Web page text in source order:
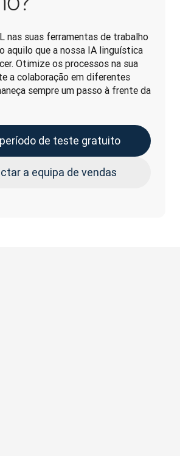
nas suas ferramentas de trabalho
aquilo que a nossa IA linguística
Otimize os processos na sua
a colaboração em diferentes
sempre um passo à frente da
de teste gratuito
a equipa de vendas